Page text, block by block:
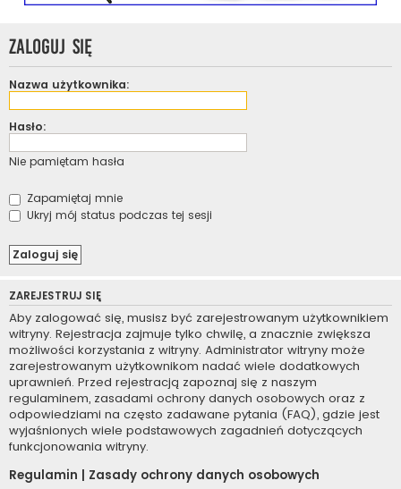
Zaloguj się
Nazwa użytkownika:
Hasło:
Nie pamiętam hasła
Zapamiętaj mnie
Ukryj mój status podczas tej sesji
ZAREJESTRUJ SIĘ
Aby zalogować się, musisz być zarejestrowanym użytkownikiem
witryny. Rejestracja zajmuje tylko chwilę, a znacznie zwiększa
możliwości korzystania z witryny. Administrator witryny może
zarejestrowanym użytkownikom nadać wiele dodatkowych
uprawnień. Przed rejestracją zapoznaj się z naszym
regulaminem, zasadami ochrony danych osobowych oraz z
odpowiedziami na często zadawane pytania (FAQ), gdzie jest
wyjaśnionych wiele podstawowych zagadnień dotyczących
funkcjonowania witryny.
Regulamin | Zasady ochrony danych osobowych